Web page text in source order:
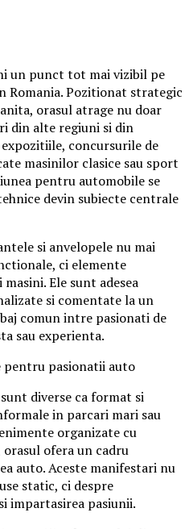
un punct tot mai vizibil pe
Romania. Pozitionat strategic
orasul atrage nu doar
din alte regiuni si din
concursurile de
masinilor clasice sau sport
pentru automobile se
devin subiecte centrale
si anvelopele nu mai
ci elemente
Ele sunt adesea
si comentate la un
comun intre pasionati de
sau experienta.
pasionatii auto
diverse ca format si
in parcari mari sau
organizate cu
ofera un cadru
auto. Aceste manifestari nu
static, ci despre
impartasirea pasiunii.